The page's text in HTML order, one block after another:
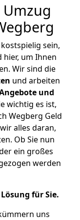
sein,
hier, um Ihnen
Wir sind die
und arbeiten
und
wichtig es ist,
Wegberg Geld
alles daran,
Ob Sie nun
ein großes
werden
für Sie.
uns